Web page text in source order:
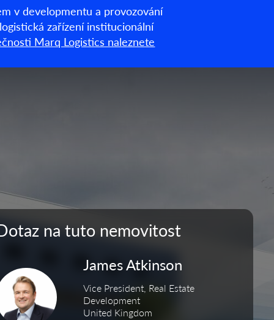
v developmentu a provozování
zařízení institucionální
Marq Logistics naleznete
O nás Co děláme ESG
na tuto nemovitost
James Atkinson
Vice President, Real Estate
Development
United Kingdom